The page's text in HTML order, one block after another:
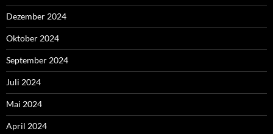
Dezember 2024
Oktober 2024
September 2024
Juli 2024
Mai 2024
April 2024